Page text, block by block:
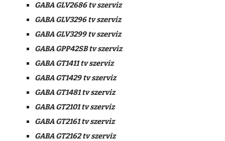
GABA GLV2686 tv szerviz
GABA GLV3296 tv szerviz
GABA GLV3299 tv szerviz
GABA GPP42SB tv szerviz
GABA GT1411 tv szerviz
GABA GT1429 tv szerviz
GABA GT1481 tv szerviz
GABA GT2101 tv szerviz
GABA GT2161 tv szerviz
GABA GT2162 tv szerviz